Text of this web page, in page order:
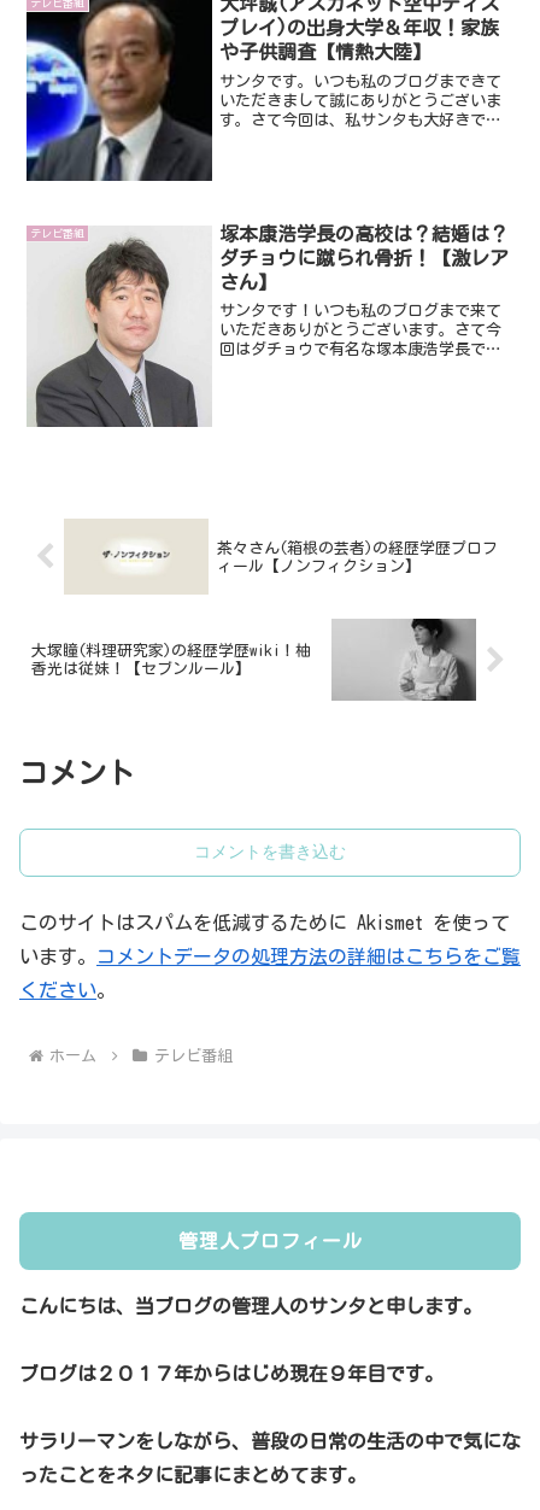
気のあるお店です。そんな...
テレビ番組
大坪誠(アスカネット空中ディス
プレイ)の出身大学＆年収！家族
や子供調査【情熱大陸】
サンタです。いつも私のブログまできて
いただきまして誠にありがとうございま
す。さて今回は、私サンタも大好きでよ
テレビ番組
塚本康浩学長の高校は？結婚は？
ダチョウに蹴られ骨折！【激レア
さん】
サンタです！いつも私のブログまで来て
いただきありがとうございます。さて今
回はダチョウで有名な塚本康浩学長で
茶々さん(箱根の芸者)の経歴学歴プロフ
ィール【ノンフィクション】
大塚瞳(料理研究家)の経歴学歴wiki！柚
香光は従妹！【セブンルール】
コメント
コメントを書き込む
このサイトはスパムを低減するために Akismet を使って
います。
コメントデータの処理方法の詳細はこちらをご覧
ください。
ホーム テレビ番組
管理人プロフィール
こんにちは、当ブログの管理人のサンタと申します。
ブログは２０１７年からはじめ現在９年目です。
サラリーマンをしながら、普段の日常の生活の中で気にな
ったことをネタに記事にまとめてます。